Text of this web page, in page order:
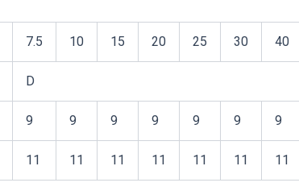
7.5 10 15 20 25 30 40
D
9 9 9 9 9 9 9
11 11 11 11 11 11 11